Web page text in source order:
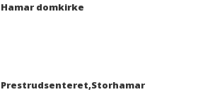
Hamar domkirke
Prestrudsenteret,Storhamar